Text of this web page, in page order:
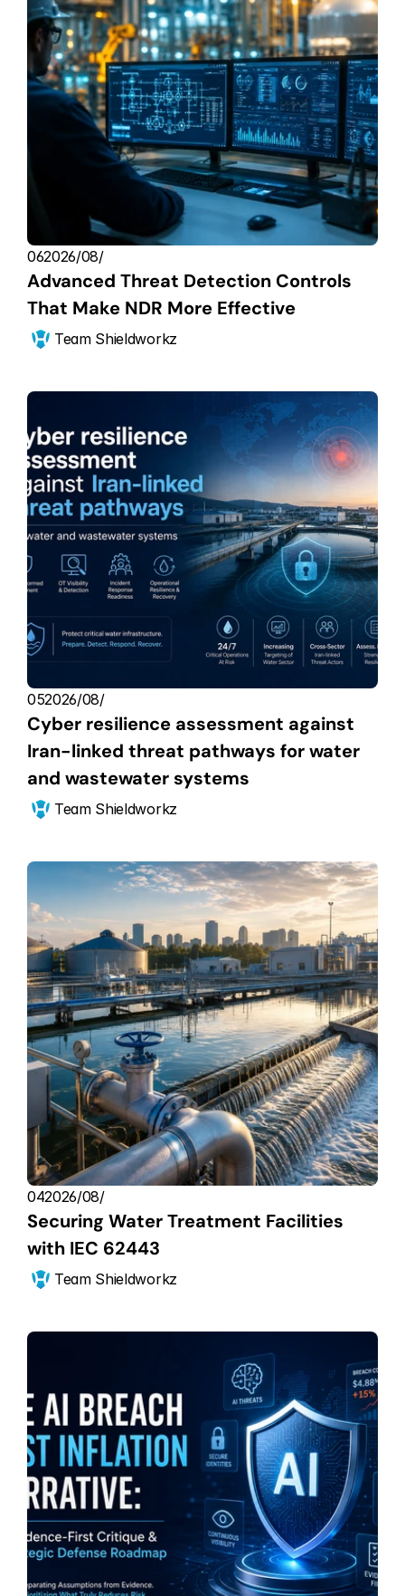
06‏/08‏/2026
Advanced Threat Detection Controls
That Make NDR More Effective
Team Shieldworkz
05‏/08‏/2026
Cyber resilience assessment against
Iran-linked threat pathways for water
and wastewater systems
Team Shieldworkz
04‏/08‏/2026
Securing Water Treatment Facilities
with IEC 62443
Team Shieldworkz